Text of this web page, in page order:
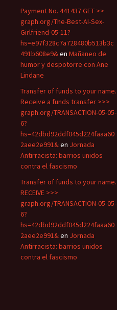
Payment No. 441437 GET >>
graph.org/The-Best-AI-Sex-
Girlfriend-05-11?
hs=e97f328c7a728480b513b3c
491b608e9&en Mañaneo de
humor y despotorre con Ane
Lindane
Transfer of funds to your name.
Receive a funds transfer >>>
graph.org/TRANSACTION-05-05-
6?
hs=42dbd92ddf045d224faaa60
2aee2e991&en Jornada
Antirracista: barrios unidos
contra el fascismo
Transfer of funds to your name.
RECEIVE >>>
graph.org/TRANSACTION-05-05-
6?
hs=42dbd92ddf045d224faaa60
2aee2e991&en Jornada
Antirracista: barrios unidos
contra el fascismo